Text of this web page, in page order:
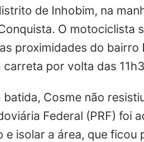
de Inhobim, na
O motociclista
proximidades do bairro
por volta das
Cosme não
Federal (PRF) foi
isolar a área, que ficou